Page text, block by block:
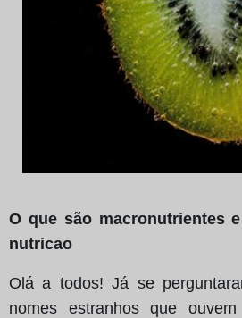
O que são macronutrientes
nutricao
Olá a todos! Já se
nomes estranhos que